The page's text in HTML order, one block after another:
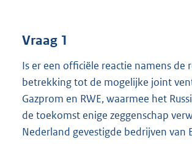
Vraag 1
Is er een officiële reactie namens de
betrekking tot de mogelijke joint
Gazprom en RWE, waarmee het
de toekomst enige zeggenschap
Nederland gevestigde bedrijven van